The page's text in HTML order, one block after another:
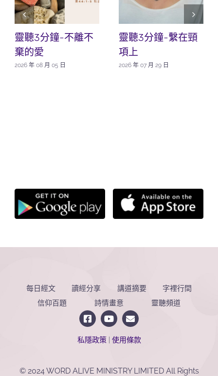
靈聽3分鐘-不離不
棄的愛
2026 年 08 月 05 日
靈聽3分鐘-繫在頸
項上
2026 年 07 月 29 日
每日經文 讀經分享 講道摘要
字裡行間
信仰百題
詩情畫意 靈聽頻道
私隱政策| 使用條款
© 2024 WORD ALIVE MINISTRY LIMITED All Rights